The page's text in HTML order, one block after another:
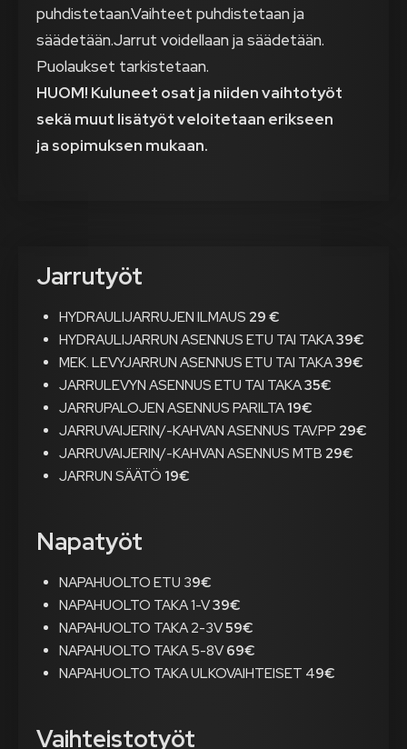
puhdistetaan.Vaihteet puhdistetaan ja
säädetään.Jarrut voidellaan ja säädetään.
Puolaukset tarkistetaan.
HUOM! Kuluneet osat ja niiden vaihtotyöt
sekä muut lisätyöt veloitetaan erikseen
ja sopimuksen mukaan.
Jarrutyöt
HYDRAULIJARRUJEN ILMAUS 29 €
HYDRAULIJARRUN ASENNUS ETU TAI TAKA39€
MEK. LEVYJARRUN ASENNUS ETU TAI TAKA39€
JARRULEVYN ASENNUS ETU TAI TAKA35€
JARRUPALOJEN ASENNUS PARILTA 19€
JARRUVAIJERIN/-KAHVAN ASENNUS TAV.PP 29€
JARRUVAIJERIN/-KAHVAN ASENNUS MTB 29€
JARRUN SÄÄTÖ 19€
Napatyöt
NAPAHUOLTO ETU 39€
NAPAHUOLTO TAKA 1-V39€
NAPAHUOLTO TAKA 2-3V59€
NAPAHUOLTO TAKA 5-8V 69€
NAPAHUOLTO TAKA ULKOVAIHTEISET 49€
Vaihteistotyöt